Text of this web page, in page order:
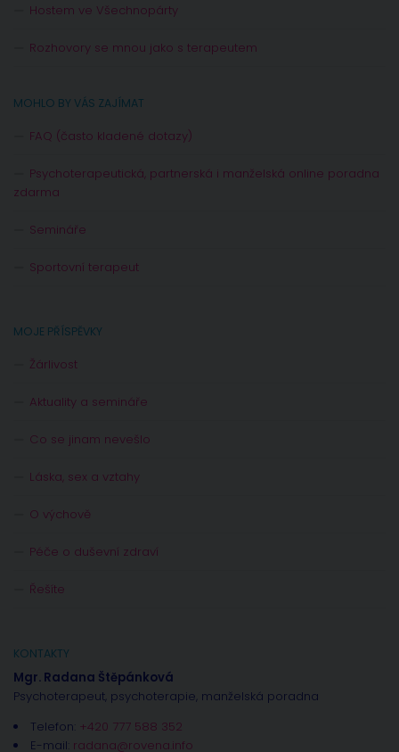
Hostem ve Všechnopárty
Rozhovory se mnou jako s terapeutem
MOHLO BY VÁS ZAJÍMAT
FAQ (často kladené dotazy)
Psychoterapeutická, partnerská i manželská online poradna
zdarma
Semináře
Sportovní terapeut
MOJE PŘÍSPĚVKY
Žárlivost
Aktuality a semináře
Co se jinam nevešlo
Láska, sex a vztahy
O výchově
Péče o duševní zdraví
Řešíte
KONTAKTY
Mgr. Radana Štěpánková
Psychoterapeut, psychoterapie, manželská poradna
Telefon: +420 777 588 352
E-mail: radana@rovena.info